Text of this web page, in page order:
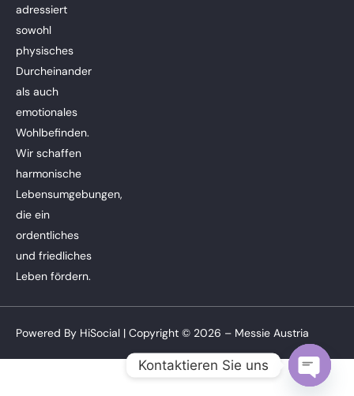
adressiert
sowohl
physisches
Durcheinander
als auch
emotionales
Wohlbefinden.
Wir schaffen
harmonische
Lebensumgebungen,
die ein
ordentliches
und friedliches
Leben fördern.
Powered By HiSocial | Copyright © 2026 – Messie Austria
Kontaktieren Sie uns